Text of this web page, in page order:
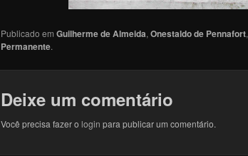
Publicado em Guilherme de Almeida, Onestaldo de Pennafort,
Permanente.
Deixe um comentário
Você precisa fazer o login para publicar um comentário.